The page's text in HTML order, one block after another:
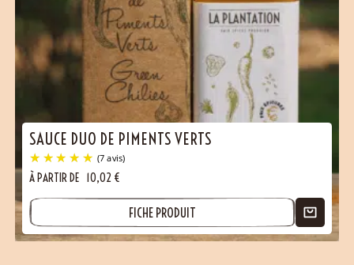
SAUCE DUO DE PIMENTS VERTS
À PARTIR DE 10,02 €
FICHE PRODUIT